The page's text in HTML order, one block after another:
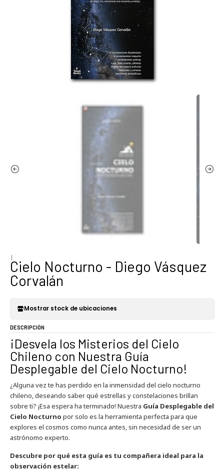
|
Cielo Nocturno - Diego Vásquez
Corvalán
Mostrar stock de ubicaciones
DESCRIPCIÓN
¡Desvela los Misterios del Cielo
Chileno con Nuestra Guía
Desplegable del Cielo Nocturno!
¿Alguna vez te has perdido en la inmensidad del cielo nocturno
chileno, deseando saber qué estrellas y constelaciones brillan
sobre ti? ¡Esa espera ha terminado! Nuestra Guía Desplegable del
Cielo Nocturno por solo es la herramienta perfecta para que
explores el cosmos como nunca antes, sin necesidad de ser un
astrónomo experto.
Descubre por qué esta guía es tu compañera ideal para la
observación estelar: